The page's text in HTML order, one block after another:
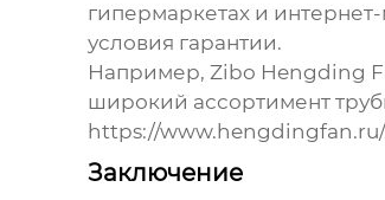
гипермаркетах и
условия гарантии.
Например, Zibo Hengding
широкий ассортимент
https://www.hengdingfan.ru/
Заключение